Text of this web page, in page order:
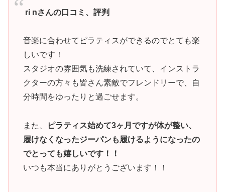
ri nさんの口コミ、評判
音楽に合わせてピラティスができるのでとても楽
しいです！
スタジオの雰囲気も洗練されていて、インストラ
クターの方々も皆さん素敵でフレンドリーで、自
分時間をゆったりと過ごせます。
また、
ピラティス始めて3ヶ月ですが体が整い、
履けなくなったジーパンも履けるようになったの
でとっても嬉しいです！！
いつも本当にありがとうございます！！